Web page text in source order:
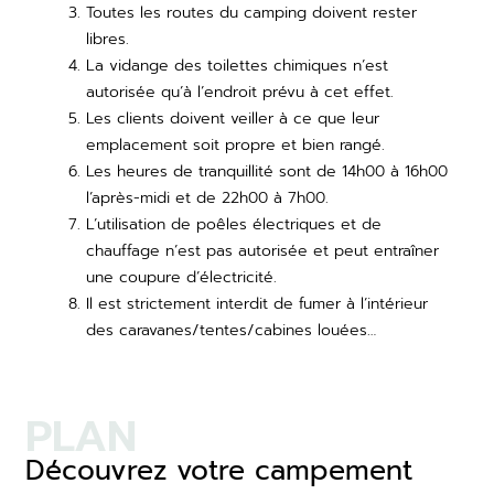
Toutes les routes du camping doivent rester
libres.
La vidange des toilettes chimiques n’est
autorisée qu’à l’endroit prévu à cet effet.
Les clients doivent veiller à ce que leur
emplacement soit propre et bien rangé.
Les heures de tranquillité sont de 14h00 à 16h00
l’après-midi et de 22h00 à 7h00.
L’utilisation de poêles électriques et de
chauffage n’est pas autorisée et peut entraîner
une coupure d’électricité.
Il est strictement interdit de fumer à l’intérieur
des caravanes/tentes/cabines louées…
PLAN
Découvrez votre campement